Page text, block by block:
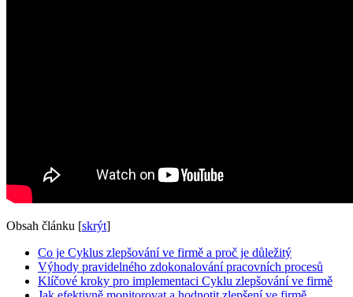
Obsah článku [skrýt]
Co je Cyklus zlepšování ve firmě a proč je důležitý
Výhody pravidelného zdokonalování pracovních procesů
Klíčové kroky pro implementaci Cyklu zlepšování ve firmě